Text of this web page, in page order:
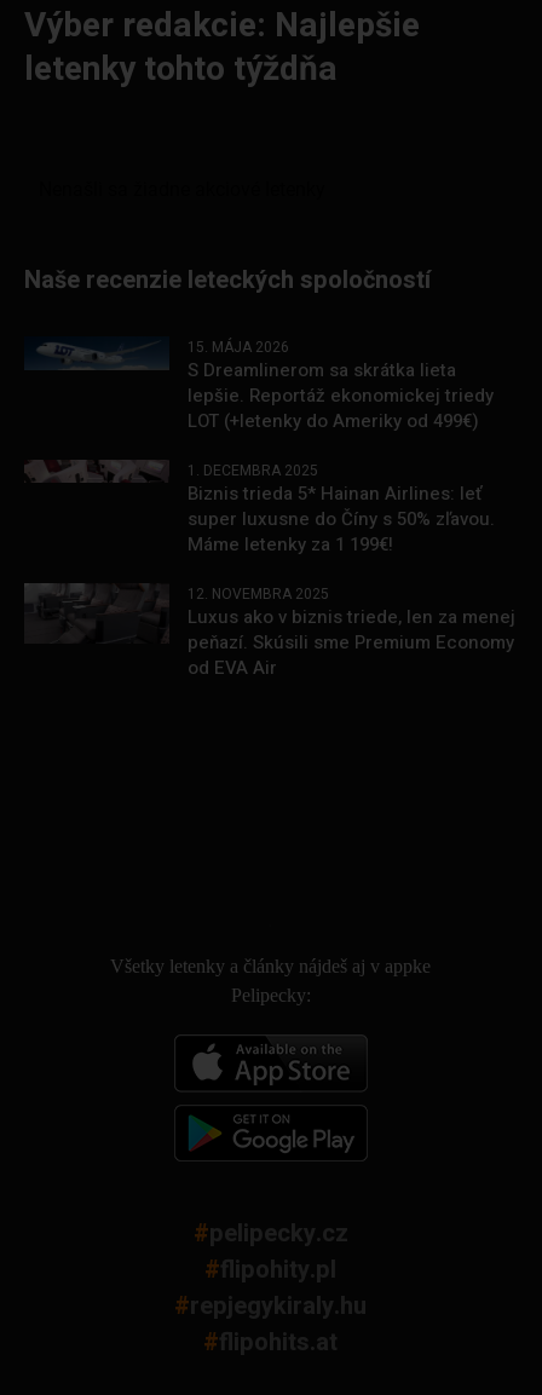
Výber redakcie: Najlepšie
letenky tohto týždňa
Naše recenzie leteckých spoločností
15. MÁJA 2026
S Dreamlinerom sa skrátka lieta
lepšie. Reportáž ekonomickej triedy
LOT (+letenky do Ameriky od 499€)
1. DECEMBRA 2025
Biznis trieda 5* Hainan Airlines: leť
super luxusne do Číny s 50% zľavou.
Máme letenky za 1 199€!
12. NOVEMBRA 2025
Luxus ako v biznis triede, len za menej
peňazí. Skúsili sme Premium Economy
od EVA Air
Všetky letenky a články nájdeš aj v appke
Pelipecky:
#pelipecky.cz
#flipohity.pl
#repjegykiraly.hu
#flipohits.at